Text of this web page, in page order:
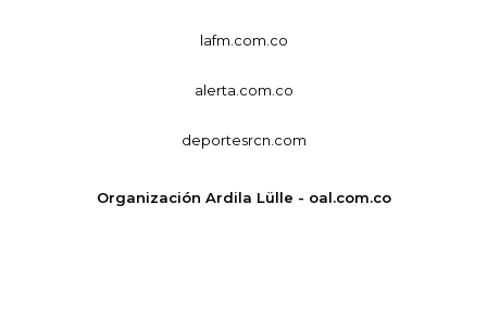
lafm.com.co
alerta.com.co
deportesrcn.com
Organización Ardila Lülle - oal.com.co